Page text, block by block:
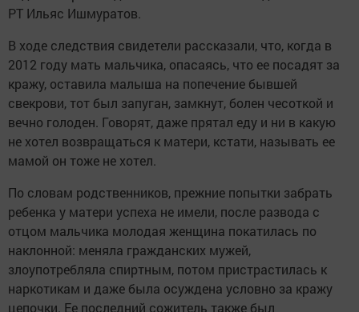
РТ Ильяс Ишмуратов.
В ходе следствия свидетели рассказали, что, когда в
2012 году мать мальчика, опасаясь, что ее посадят за
кражу, оставила малыша на попечение бывшей
свекрови, тот был запуган, замкнут, болен чесоткой и
вечно голоден. Говорят, даже прятал еду и ни в какую
не хотел возвращаться к матери, кстати, называть ее
мамой он тоже не хотел.
По словам родственников, прежние попытки забрать
ребенка у матери успеха не имели, после развода с
отцом мальчика молодая женщина покатилась по
наклонной: меняла гражданских мужей,
злоупотребляла спиртным, потом пристрастилась к
наркотикам и даже была осуждена условно за кражу
цепочки. Ее последний сожитель также был